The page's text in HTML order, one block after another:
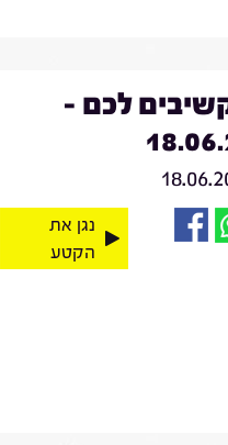
לכם -
נגן את
הקטע